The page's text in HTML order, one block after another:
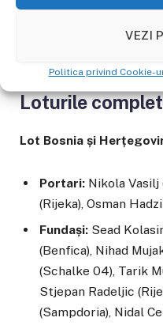
VEZI
Politica privind Cookie-
ora 22:00) și cu Qatar
Canada urmează
Loturile
Lot Bosnia și
Portari: Nikola
(Rijeka), Osman
Fundași: Sead
(Benfica), Nihad
(Schalke 04), Tarik
Stjepan Radeljic
(Sampdoria), Nidal